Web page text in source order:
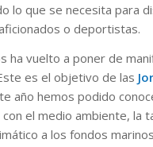
lo que se necesita para
o deportistas.
ha vuelto a poner de
es el objetivo de las
año hemos podido
el medio ambiente, la
a los fondos